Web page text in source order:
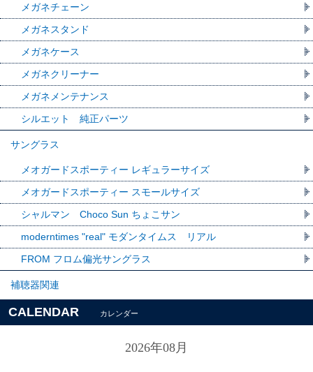
メガネチェーン
メガネスタンド
メガネケース
メガネクリーナー
メガネメンテナンス
シルエット 純正パーツ
サングラス
メオガードスポーティー レギュラーサイズ
メオガードスポーティー スモールサイズ
シャルマン Choco Sun ちょこサン
moderntimes "real" モダンタイムス リアル
FROM フロム偏光サングラス
補聴器関連
CALENDAR カレンダー
2026年08月